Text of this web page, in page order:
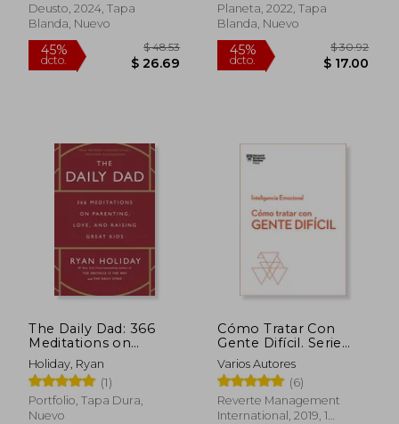
Deusto, 2024, Tapa
Blanda, Nuevo
Planeta, 2022, Tapa
Blanda, Nuevo
The Daily Dad: 366
Meditations on
Parenting, Love, and
Raising Great Kids (en
Inglés)
Holiday, Ryan
(1)
Portfolio, Tapa Dura,
Nuevo
Cómo Tratar Con
Gente Difícil. Serie
Inteligencia
Emocional HBR
(Dealing with Difficult
People Spanish
Edition)
Varios Autores
(6)
Reverte Management
International, 2019, 1